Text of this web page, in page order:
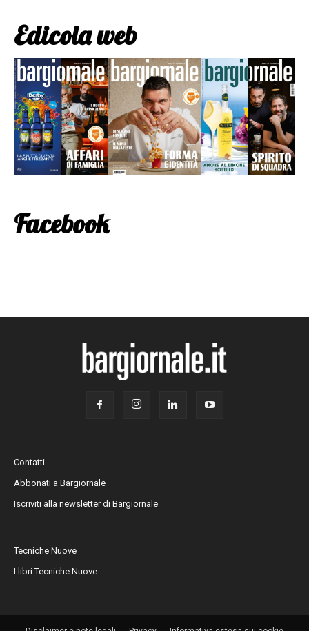
Edicola web
Facebook
Contatti
Abbonati a Bargiornale
Iscriviti alla newsletter di Bargiornale
Tecniche Nuove
I libri Tecniche Nuove